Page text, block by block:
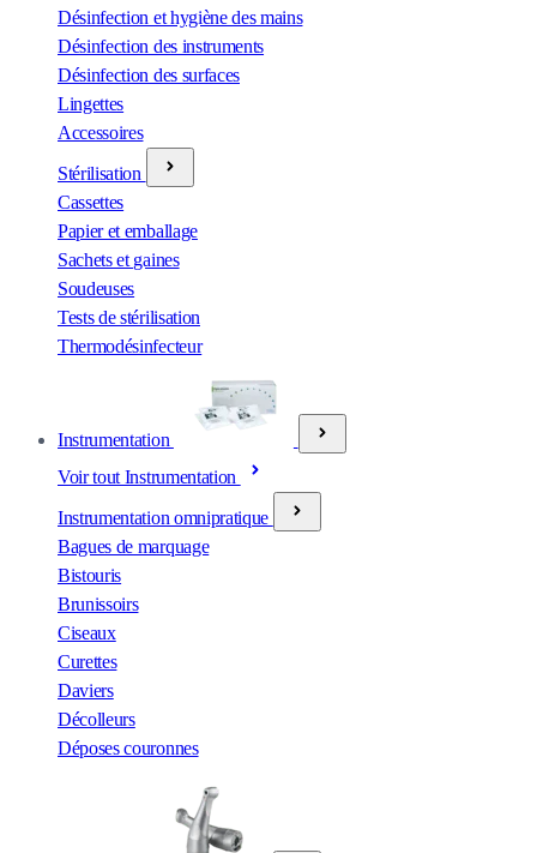
Désinfection et hygiène des mains
Désinfection des instruments
Désinfection des surfaces
Lingettes
Accessoires
Stérilisation
Cassettes
Papier et emballage
Sachets et gaines
Soudeuses
Tests de stérilisation
Thermodésinfecteur
Instrumentation
Voir tout Instrumentation
Instrumentation omnipratique
Bagues de marquage
Bistouris
Brunissoirs
Ciseaux
Curettes
Daviers
Décolleurs
Déposes couronnes